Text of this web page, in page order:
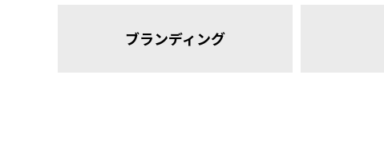
ブランディング